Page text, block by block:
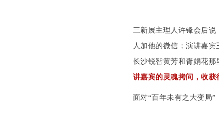
三新展主理人许锋会后
人加他的微信；演讲嘉
长沙锐智黄芳和胥娟花
讲嘉宾的灵魂拷问，收获
面对“百年未有之大变局